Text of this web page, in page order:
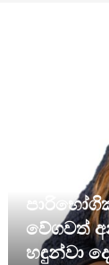
වේගවත්
හඳුන්වා